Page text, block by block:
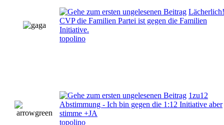
Lächerlich!
CVP die Familien Partei ist gegen die Familien
Initiative.
topolino
1zu12
Abstimmung - Ich bin gegen die 1:12 Initiative aber
stimme +JA
topolino